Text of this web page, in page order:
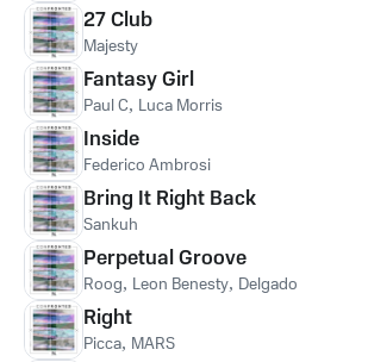
27 Club
Majesty
Fantasy Girl
Paul C, Luca Morris
Inside
Federico Ambrosi
Bring It Right Back
Sankuh
Perpetual Groove
Roog, Leon Benesty, Delgado
Right
Picca, MARS